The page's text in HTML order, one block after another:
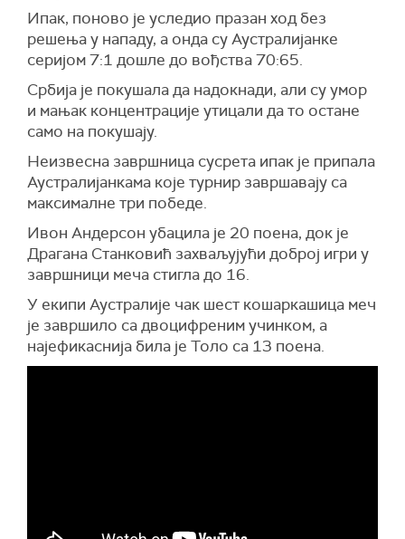
Ипак, поново је уследио празан ход без
решења у нападу, а онда су Аустралијанке
серијом 7:1 дошле до вођства 70:65.
Србија је покушала да надокнади, али су умор
и мањак концентрације утицали да то остане
само на покушају.
Неизвесна завршница сусрета ипак је припала
Аустралијанкама које турнир завршавају са
максималне три победе.
Ивон Андерсон убацила је 20 поена, док је
Драгана Станковић захваљујући доброј игри у
завршници меча стигла до 16.
У екипи Аустралије чак шест кошаркашица меч
је завршило са двоцифреним учинком, а
најефикаснија била је Толо са 13 поена.